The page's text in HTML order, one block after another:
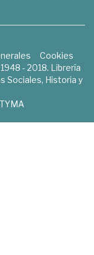
Cookies
- 2018. Librería
Sociales, Historia y